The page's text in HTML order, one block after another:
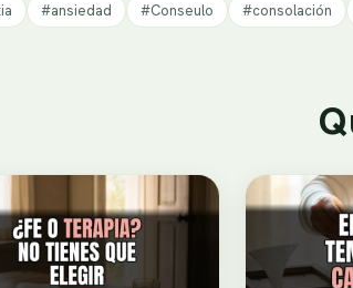
#ansiedad #Conseulo #consolación